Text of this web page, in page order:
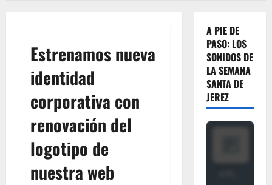
Estrenamos nueva
identidad
corporativa con
renovación del
logotipo de
nuestra web
A PIE DE
PASO: LOS
SONIDOS DE
LA SEMANA
SANTA DE
JEREZ